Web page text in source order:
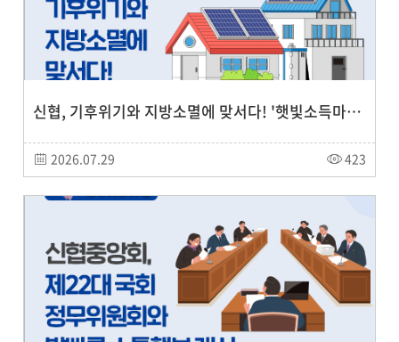
신협, 기후위기와 지방소멸에 맞서다! '햇빛소득마을' 금융지원사업 본격 추진
2026.07.29 423